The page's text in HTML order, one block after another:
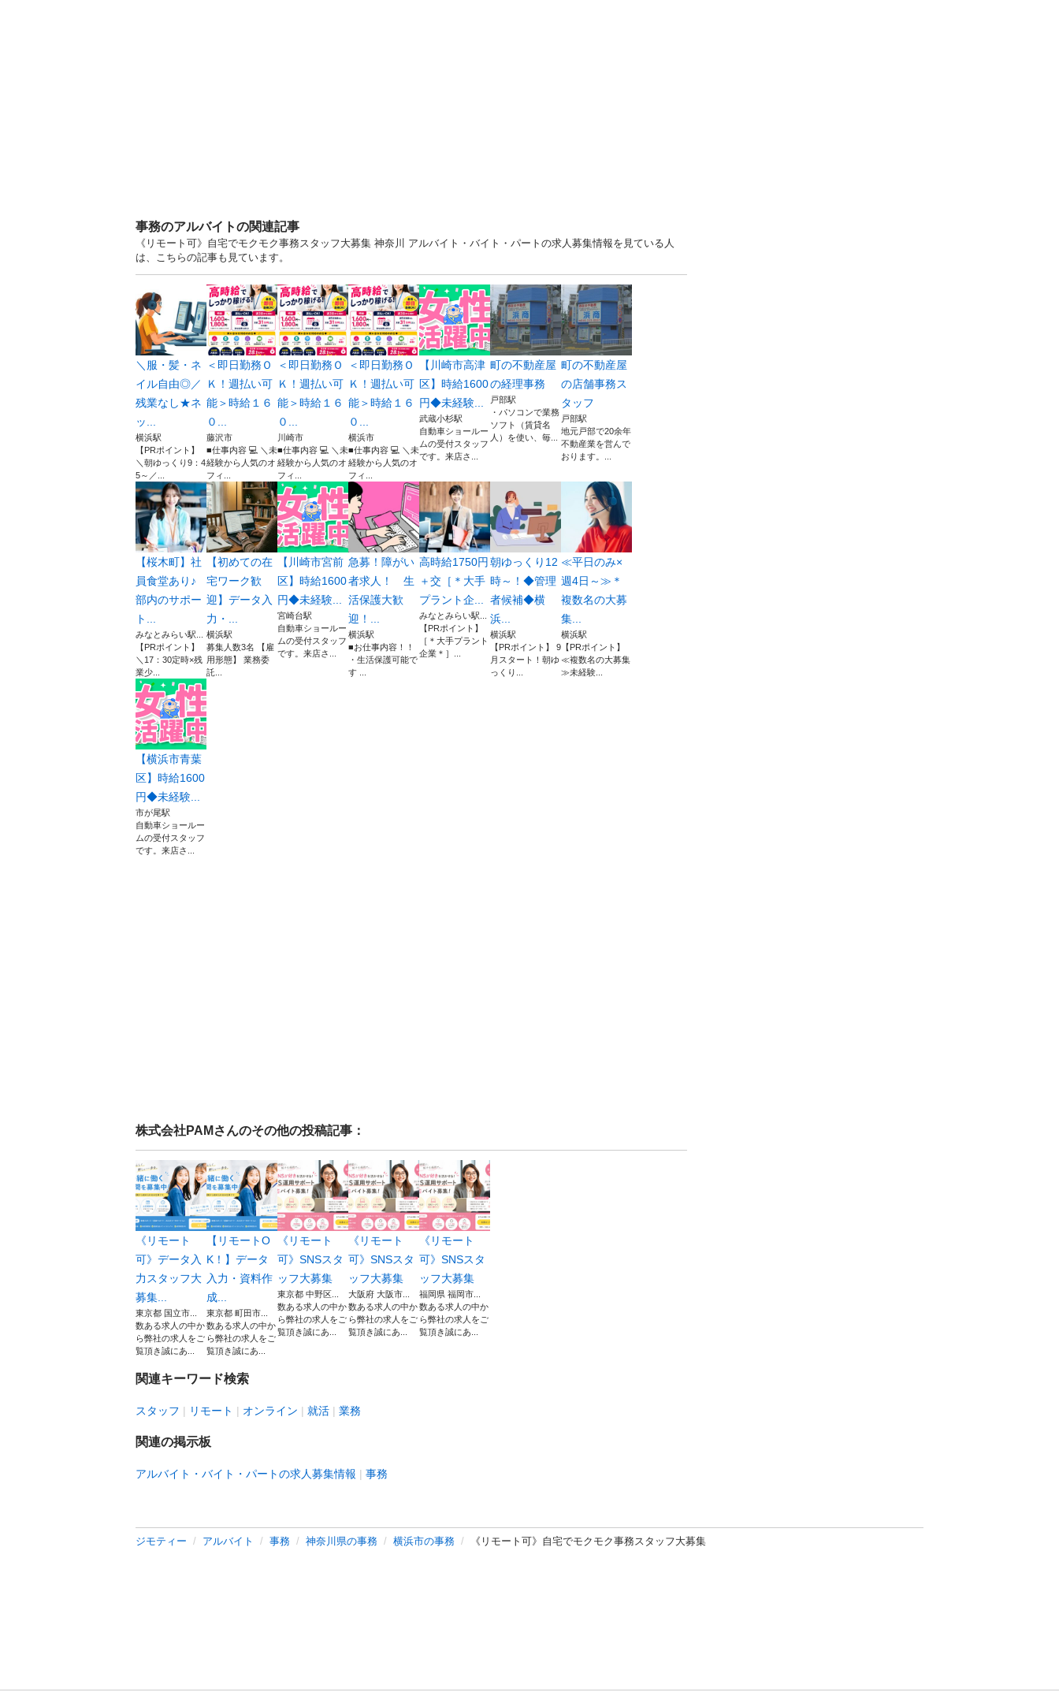
事務のアルバイトの関連記事
《リモート可》自宅でモクモク事務スタッフ大募集 神奈川 アルバイト・バイト・パートの求人募集情報を見ている人
は、こちらの記事も見ています。
＼服・髪・ネ
イル自由◎／
残業なし★ネ
ッ...
横浜駅
【PRポイント】
＼朝ゆっくり9：4
5～／...
＜即日勤務Ｏ
Ｋ！週払い可
能＞時給１６
０...
藤沢市
■仕事内容 💻 ＼未
経験から人気のオ
フィ...
＜即日勤務Ｏ
Ｋ！週払い可
能＞時給１６
０...
川崎市
■仕事内容 💻 ＼未
経験から人気のオ
フィ...
＜即日勤務Ｏ
Ｋ！週払い可
能＞時給１６
０...
横浜市
■仕事内容 💻 ＼未
経験から人気のオ
フィ...
【川崎市高津
区】時給1600
円◆未経験...
武蔵小杉駅
自動車ショールー
ムの受付スタッフ
です。来店さ...
町の不動産屋
の経理事務
戸部駅
・パソコンで業務
ソフト（賃貸名
人）を使い、毎...
町の不動産屋
の店舗事務ス
タッフ
戸部駅
地元戸部で20余年
不動産業を営んで
おります。...
【桜木町】社
員食堂あり♪
部内のサポー
ト...
みなとみらい駅...
【PRポイント】
＼17：30定時×残
業少...
【初めての在
宅ワーク歓
迎】データ入
力・...
横浜駅
募集人数3名 【雇
用形態】 業務委
託...
【川崎市宮前
区】時給1600
円◆未経験...
宮崎台駅
自動車ショールー
ムの受付スタッフ
です。来店さ...
急募！障がい
者求人！ 生
活保護大歓
迎！...
横浜駅
■お仕事内容！！
・生活保護可能で
す ...
高時給1750円
＋交［＊大手
プラント企...
みなとみらい駅...
【PRポイント】
［＊大手プラント
企業＊］...
朝ゆっくり12
時～！◆管理
者候補◆横
浜...
横浜駅
【PRポイント】 9
月スタート！朝ゆ
っくり...
≪平日のみ×
週4日～≫＊
複数名の大募
集...
横浜駅
【PRポイント】
≪複数名の大募集
≫未経験...
【横浜市青葉
区】時給1600
円◆未経験...
市が尾駅
自動車ショールー
ムの受付スタッフ
です。来店さ...
株式会社PAM さんのその他の投稿記事：
《リモート
可》データ入
力スタッフ大
募集...
東京都 国立市...
数ある求人の中か
ら弊社の求人をご
覧頂き誠にあ...
【リモートO
K！】データ
入力・資料作
成...
東京都 町田市...
数ある求人の中か
ら弊社の求人をご
覧頂き誠にあ...
《リモート
可》SNSスタ
ッフ大募集
東京都 中野区...
数ある求人の中か
ら弊社の求人をご
覧頂き誠にあ...
《リモート
可》SNSスタ
ッフ大募集
大阪府 大阪市...
数ある求人の中か
ら弊社の求人をご
覧頂き誠にあ...
《リモート
可》SNSスタ
ッフ大募集
福岡県 福岡市...
数ある求人の中か
ら弊社の求人をご
覧頂き誠にあ...
関連キーワード検索
スタッフ リモート オンライン 就活 業務
関連の掲示板
アルバイト・バイト・パートの求人募集情報 事務
ジモティー アルバイト 事務 神奈川県の事務 横浜市の事務 《リモート可》自宅でモクモク事務スタッフ大募集